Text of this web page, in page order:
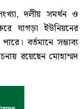
দলীয় সমর্থন ও
ঘাগড়া ইউনিয়নের
বর্তমানে সম্ভাব্য
রয়েছেন মোহাম্মদ